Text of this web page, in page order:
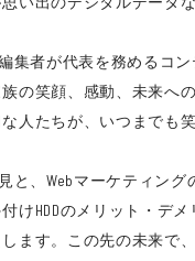
集者が代表を務める
の笑顔、感動、未来へ
人たちが、いつまでも
と、Webマーケティ
けHDDのメリット・デ
ます。この先の未来で